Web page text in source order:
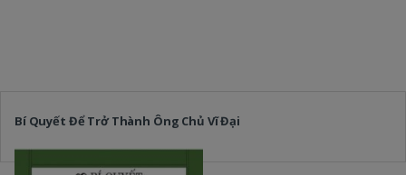
Bí Quyết Để Trở Thành Ông Chủ Vĩ Đại